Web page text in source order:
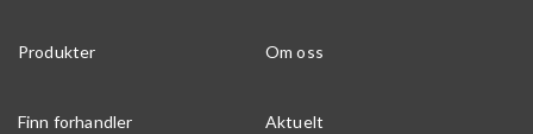
Produkter Om oss
Finn forhandler Aktuelt